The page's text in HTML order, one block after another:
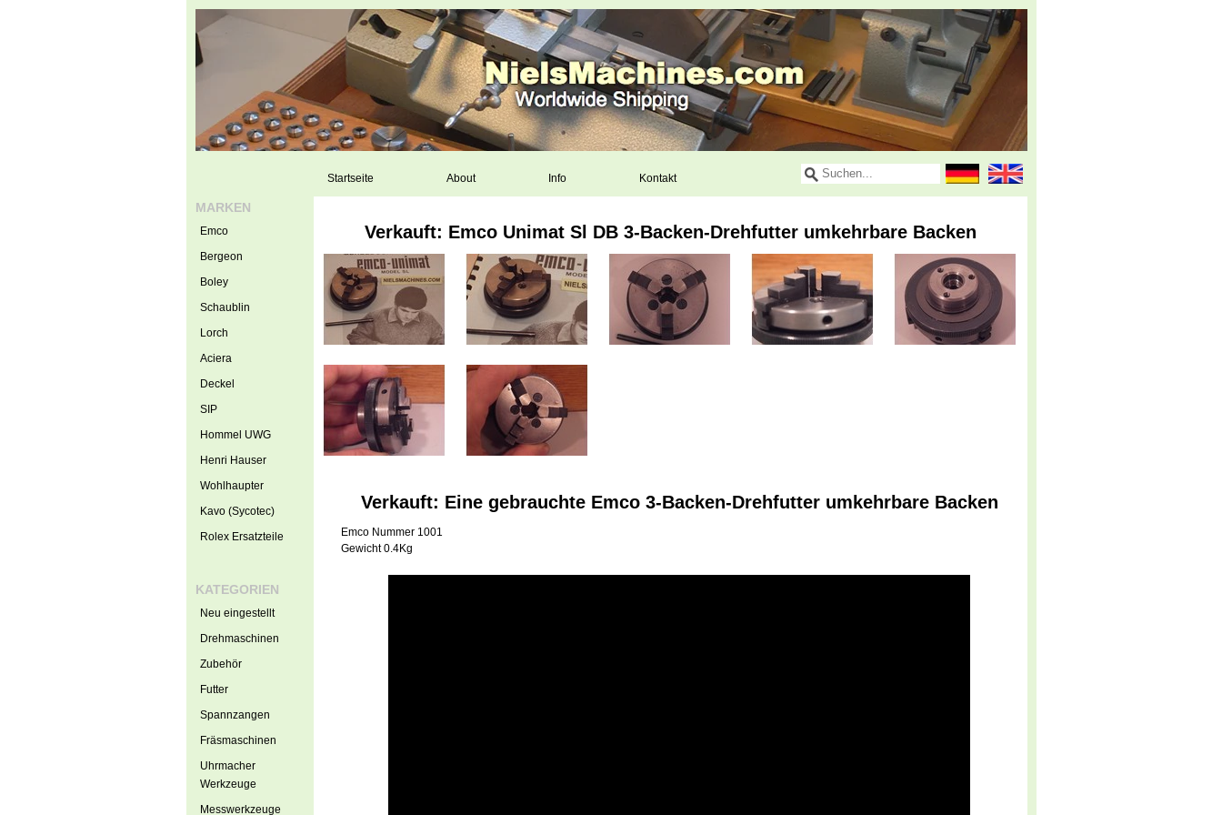
Startseite About Info Kontakt
Verkauft: Emco Unimat Sl DB 3-Backen-Drehfutter umkehrbare Backen
Verkauft: Eine gebrauchte Emco 3-Backen-Drehfutter umkehrbare Backen
Emco Nummer 1001
Gewicht 0.4Kg
MARKEN
Emco
Bergeon
Boley
Schaublin
Lorch
Aciera
Deckel
SIP
Hommel UWG
Henri Hauser
Wohlhaupter
Kavo (Sycotec)
Rolex Ersatzteile
KATEGORIEN
Neu eingestellt
Drehmaschinen
Zubehör
Futter
Spannzangen
Fräsmaschinen
Uhrmacher
Werkzeuge
Messwerkzeuge